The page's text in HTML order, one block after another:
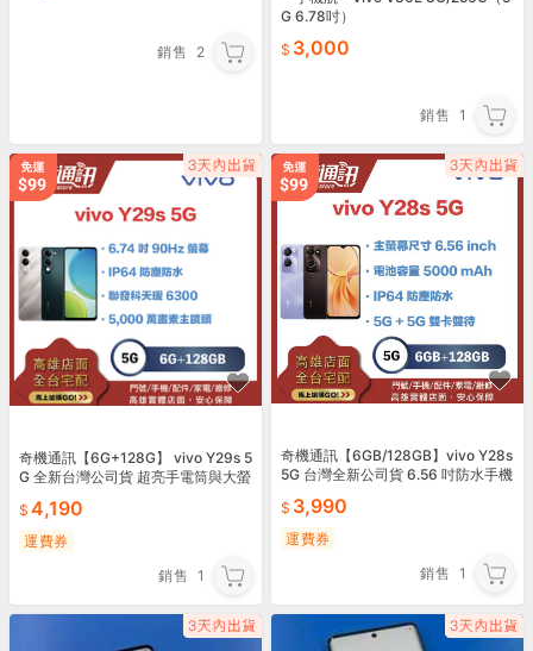
銷售 2
G 6.78吋）
3,000
銷售 1
奇機通訊【6G+128G】 vivo Y29s 5
G 全新台灣公司貨 超亮手電筒與大螢
4,190
運費券
銷售 1
奇機通訊【6GB/128GB】vivo Y28s
5G 台灣全新公司貨 6.56 吋防水手機
3,990
運費券
銷售 1